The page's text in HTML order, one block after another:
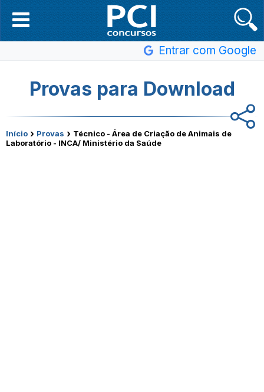
Entrar com Google
Provas para Download
Início › Provas › Técnico - Área de Criação de Animais de
Laboratório - INCA/ Ministério da Saúde